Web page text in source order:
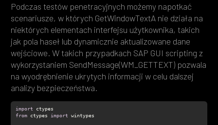
Podczas testów penetracyjnych możemy napotkać
scenariusze, w których GetWindowTextA nie działa na
niektórych elementach interfejsu użytkownika, takich
jak pola haseł lub dynamicznie aktualizowane dane
wejściowe. W takich przypadkach SAP GUI scripting z
wykorzystaniem SendMessage(WM_GETTEXT) pozwala
na wyodrębnienie ukrytych informacji w celu dalszej
analizy bezpieczeństwa.
import
from ctypes import